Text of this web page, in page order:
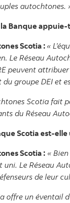
autochtones.
Banque
Scotia :«
Le Réseau
peuvent
groupe DEI et
Scotia fait
du Réseau
Scotia est-
Scotia :«
Le Réseau
de leur
offre un éventail